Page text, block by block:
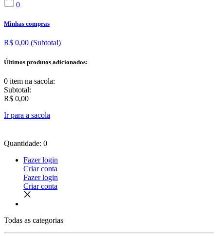
0
Minhas compras
R$ 0,00 (Subtotal)
Últimos produtos adicionados:
0 item na sacola:
Subtotal:
R$ 0,00
Ir para a sacola
Quantidade: 0
Fazer login
Criar conta
Fazer login
Criar conta
Todas as categorias